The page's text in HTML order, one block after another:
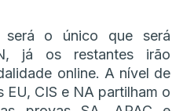
será o único que será
já os restantes irão
online. A nível de
CIS e NA partilham o